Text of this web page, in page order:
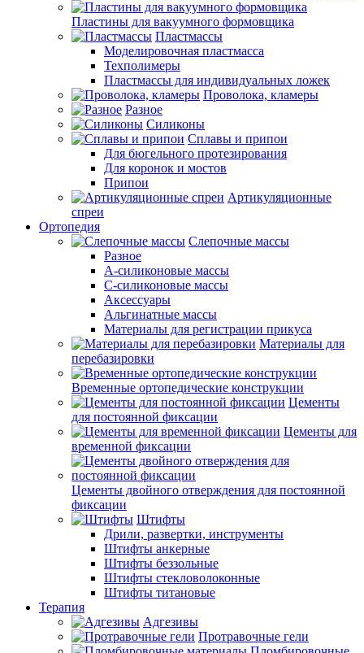
Пластины для вакуумного формовщика
Пластмассы
Моделировочная пластмасса
Техполимеры
Пластмассы для индивидуальных ложек
Проволока, кламеры
Разное
Силиконы
Сплавы и припои
Для бюгельного протезирования
Для коронок и мостов
Припои
Артикуляционные
спреи
Ортопедия
Слепочные массы
Разное
А-силиконовые массы
С-силиконовые массы
Аксессуары
Альгинатные массы
Материалы для регистрации прикуса
Материалы для
перебазировки
Временные ортопедические конструкции
Цементы
для постоянной фиксации
Цементы для
временной фиксации
Цементы двойного отверждения для постоянной
фиксации
Штифты
Дрили, развертки, инструменты
Штифты анкерные
Штифты беззольные
Штифты стекловолоконные
Штифты титановые
Терапия
Адгезивы
Протравочные гели